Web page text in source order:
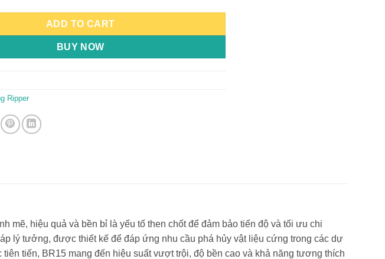
ADD TO CART
BUY NOW
Ripper
mẽ, hiệu quả và bền bỉ là yếu tố then chốt để đảm bảo tiến độ và tối ưu chi
lý tưởng, được thiết kế để đáp ứng nhu cầu phá hủy vật liệu cứng trong các dự
tiến, BR15 mang đến hiệu suất vượt trội, độ bền cao và khả năng tương thích